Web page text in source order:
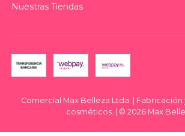
Nuestras Tiendas
Comercial Max Belleza Ltda. |
cosméticos. | © 2026 Max